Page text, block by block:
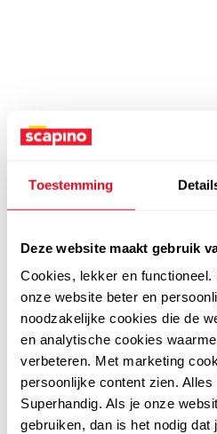
Toestemming
Deze website maakt gebruik
Cookies, lekker en
onze website beter en
noodzakelijke cookies die de
en analytische cookies
verbeteren. Met marketing
persoonlijke content zien.
Superhandig. Als je onze
gebruiken, dan is het nodig dat